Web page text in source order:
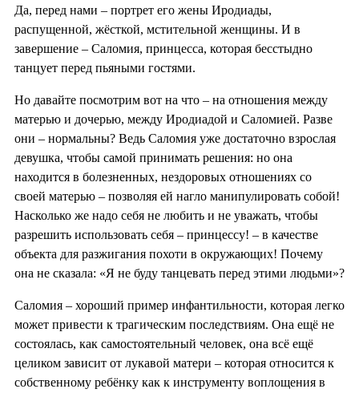
Да, перед нами – портрет его жены Иродиады,
распущенной, жёсткой, мстительной женщины. И в
завершение – Саломия, принцесса, которая бесстыдно
танцует перед пьяными гостями.
Но давайте посмотрим вот на что – на отношения между
матерью и дочерью, между Иродиадой и Саломией. Разве
они – нормальны? Ведь Саломия уже достаточно взрослая
девушка, чтобы самой принимать решения: но она
находится в болезненных, нездоровых отношениях со
своей матерью – позволяя ей нагло манипулировать собой!
Насколько же надо себя не любить и не уважать, чтобы
разрешить использовать себя – принцессу! – в качестве
объекта для разжигания похоти в окружающих! Почему
она не сказала: «Я не буду танцевать перед этими людьми»?
Саломия – хороший пример инфантильности, которая легко
может привести к трагическим последствиям. Она ещё не
состоялась, как самостоятельный человек, она всё ещё
целиком зависит от лукавой матери – которая относится к
собственному ребёнку как к инструменту воплощения в